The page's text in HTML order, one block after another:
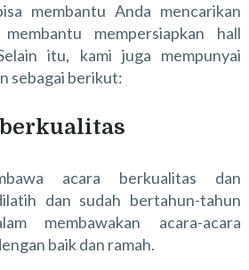
membantu Anda mencarikan
mempersiapkan hall
itu, kami juga mempunyai
sebagai berikut:
acara berkualitas dan
dan sudah bertahun-tahun
membawakan acara-acara
baik dan ramah.